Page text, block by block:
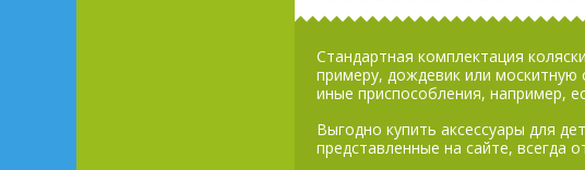
Стандартная комплектация
примеру, дождевик или москитную
иные приспособления, например,
Выгодно купить аксессуары для
представленные на сайте, всегда